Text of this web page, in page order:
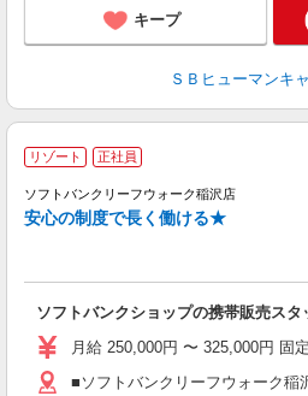
キープ
ＳＢヒューマンキ
リゾート 正社員
ソフトバンクリーフウォーク稲沢店
安心の制度で長く働ける★
ソフトバンクショップの携帯販売スタ
月給 250,000円 〜 325,000円 固
■ソフトバンクリーフウォーク